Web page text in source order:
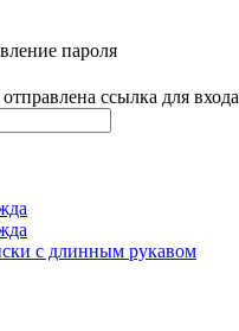
пароля
ссылка для входа
с длинным рукавом